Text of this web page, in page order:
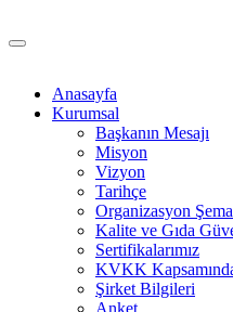
Anasayfa
Kurumsal
Başkanın Mesajı
Misyon
Vizyon
Tarihçe
Organizasyon
Kalite ve Gıda
Sertifikalarımız
KVKK
Şirket Bilgileri
Anket